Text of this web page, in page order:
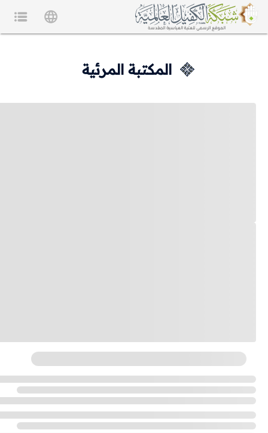
المكتبة المرئية